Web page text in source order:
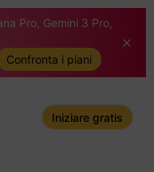
Pro, Gemini 3 Pro,
Confronta i piani
Iniziare gratis